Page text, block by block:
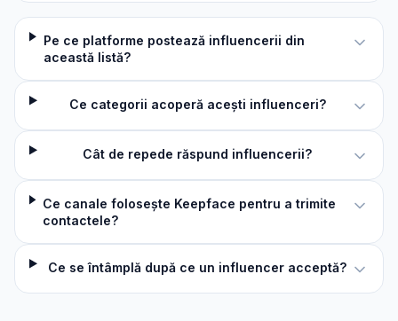
Pe ce platforme postează influencerii din
această listă?
Ce categorii acoperă acești influenceri?
Cât de repede răspund influencerii?
Ce canale folosește Keepface pentru a trimite
contactele?
Ce se întâmplă după ce un influencer acceptă?